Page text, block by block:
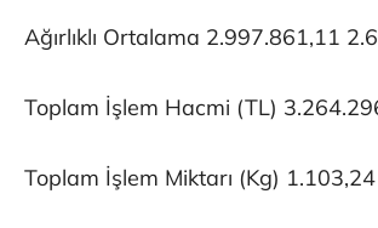
Ağırlıklı Ortalama 2.997.861,11
Toplam İşlem Hacmi (TL)
Toplam İşlem Miktarı (Kg) 1.103,24